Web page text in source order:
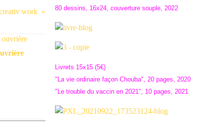
work
80 dessins, 16x24, couverture souple, 2022
Livrets 15x15 (5€)
"La vie ordinaire façon Chouba", 20 pages, 2020
"Le trouble du vaccin en 2021", 10 pages, 2021